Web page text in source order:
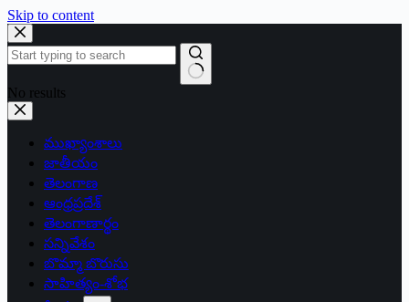
Skip to content
No results
ముఖ్యాంశాలు
జాతీయం
తెలంగాణ
ఆంధ్రప్రదేశ్
తెలంగాణార్థం
సన్నివేశం
బొమ్మా బొరుసు
సాహిత్యం-శోభ